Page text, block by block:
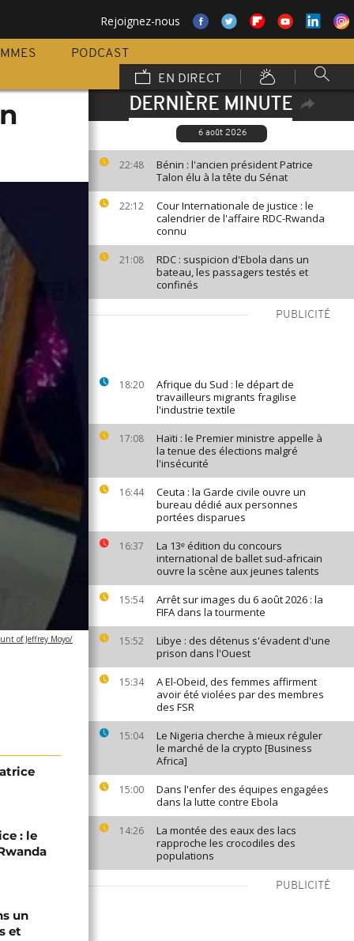
Rejoignez-nous
PODCAST
EN DIRECT
DERNIÈRE MINUTE
6 août 2026
22:48
Bénin : l'ancien président Patrice
Talon élu à la tête du Sénat
22:12
Cour Internationale de justice : le
calendrier de l'affaire RDC-Rwanda
connu
21:08
RDC : suspicion d'Ebola dans un
bateau, les passagers testés et
confinés
PUBLICITÉ
18:20
Afrique du Sud : le départ de
travailleurs migrants fragilise
l'industrie textile
17:08
Haïti : le Premier ministre appelle à
la tenue des élections malgré
l'insécurité
16:44
Ceuta : la Garde civile ouvre un
bureau dédié aux personnes
portées disparues
16:37
La 13ᵉ édition du concours
international de ballet sud-africain
ouvre la scène aux jeunes talents
15:54
Arrêt sur images du 6 août 2026 : la
FIFA dans la tourmente
15:52
Libye : des détenus s'évadent d'une
prison dans l'Ouest
15:34
A El-Obeid, des femmes affirment
avoir été violées par des membres
des FSR
15:04
Le Nigeria cherche à mieux réguler
le marché de la crypto [Business
Africa]
15:00
Dans l'enfer des équipes engagées
dans la lutte contre Ebola
14:26
La montée des eaux des lacs
rapproche les crocodiles des
populations
PUBLICITÉ
of Jeffrey Moyo/
: le
un
et